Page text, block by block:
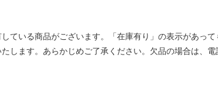
ている商品がございます。「在庫有り」の表示があっ
します。あらかじめご了承ください。欠品の場合は、